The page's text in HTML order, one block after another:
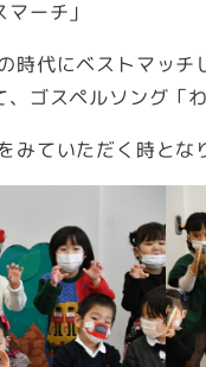
ーチ」
代にベストマッチ
ゴスペルソング「
ていただく時とな